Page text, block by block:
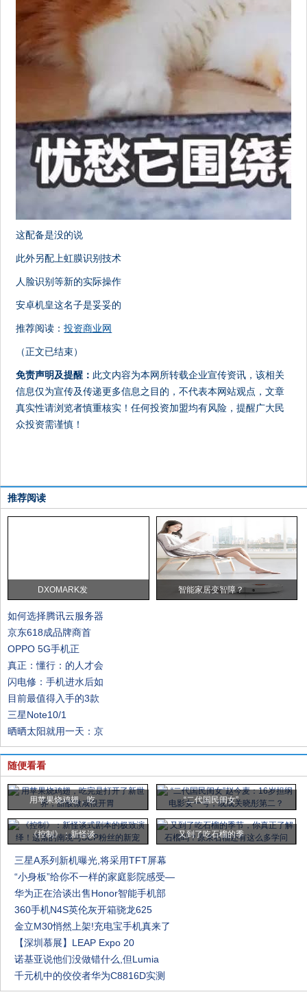
这配备是没的说
此外另配上虹膜识别技术
人脸识别等新的实际操作
安卓机皇这名子是妥妥的
推荐阅读：投资商业网
（正文已结束）
免责声明及提醒： 此文内容为本网所转载企业宣传资讯，该相关
信息仅为宣传及传递更多信息之目的，不代表本网站观点，文章
真实性请浏览者慎重核实！任何投资加盟均有风险，提醒广大民
众投资需谨慎！
推荐阅读
DXOMARK发 智能家居变智障？
如何选择腾讯云服务器
京东618成品牌商首
OPPO 5G手机正
真正：懂行：的人才会
闪电修：手机进水后如
目前最值得入手的3款
三星Note10/1
晒晒太阳就用一天：京
随便看看
用苹果烧鸡翅，吃 “二代国民闺女”
《控制》：新怪谈 又到了吃石榴的季
三星A系列新机曝光,将采用TFT屏幕
“小身板”给你不一样的家庭影院感受—
华为正在洽谈出售Honor智能手机部
360手机N4S英伦灰开箱骁龙625
金立M30悄然上架!充电宝手机真来了
【深圳慕展】LEAP Expo 20
诺基亚说他们没做错什么,但Lumia
千元机中的佼佼者华为C8816D实测